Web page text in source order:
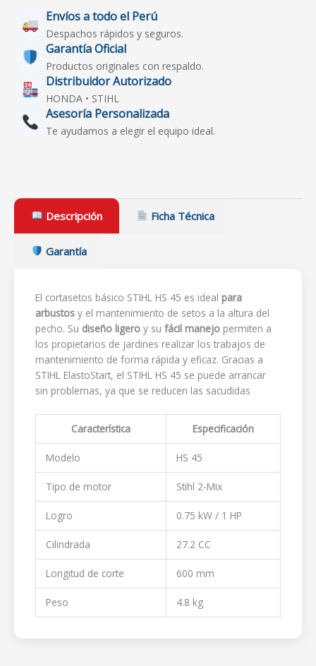
Envíos a todo el Perú
Despachos rápidos y seguros.
Garantía Oficial
Productos originales con respaldo.
Distribuidor Autorizado
HONDA • STIHL
Asesoría Personalizada
Te ayudamos a elegir el equipo ideal.
Descripción Ficha Técnica
Garantía
El cortasetos básico STIHL HS 45 es ideal para
arbustos y el mantenimiento de setos a la altura del
pecho. Su diseño ligero y su fácil manejo permiten a
los propietarios de jardines realizar los trabajos de
mantenimiento de forma rápida y eficaz. Gracias a
STIHL ElastoStart, el STIHL HS 45 se puede arrancar
sin problemas, ya que se reducen las sacudidas
Característica Especificación
Modelo HS 45
Tipo de motor Stihl 2-Mix
Logro 0.75 kW / 1 HP
Cilindrada 27.2 CC
Longitud de corte 600 mm
Peso 4.8 kg